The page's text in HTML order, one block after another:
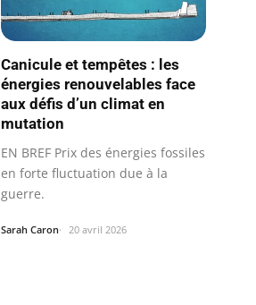
Canicule et tempêtes : les
énergies renouvelables face
aux défis d’un climat en
mutation
EN BREF Prix des énergies fossiles
en forte fluctuation due à la
guerre.
Sarah Caron 20 avril 2026